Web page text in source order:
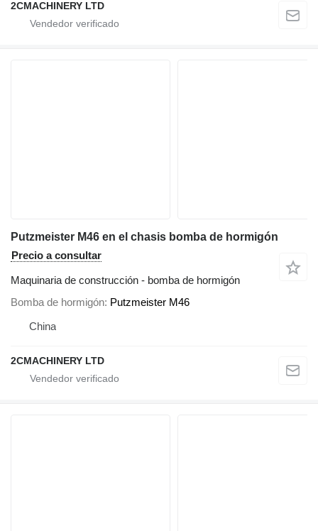
2CMACHINERY LTD
Putzmeister M46 en el chasis bomba de hormigón
Precio a consultar
Maquinaria de construcción - bomba de hormigón
Bomba de hormigón Putzmeister M46
China
2CMACHINERY LTD